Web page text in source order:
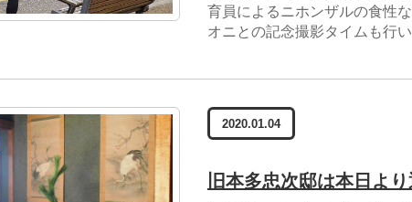
育員によるニホンザルの食性
オニとの記念撮影タイムも行い
2020.01.04
旧本多忠次邸は本日よ